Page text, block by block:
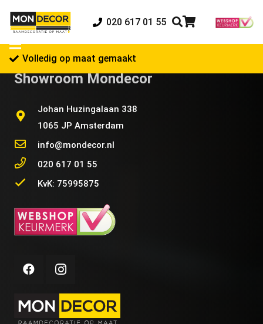
020 617 01 55
Volledig op maat gemaakt
Showroom Mondecor
Johan Huzingalaan 338
1065 JP Amsterdam
info@mondecor.nl
020 617 01 55
KvK: 75995875